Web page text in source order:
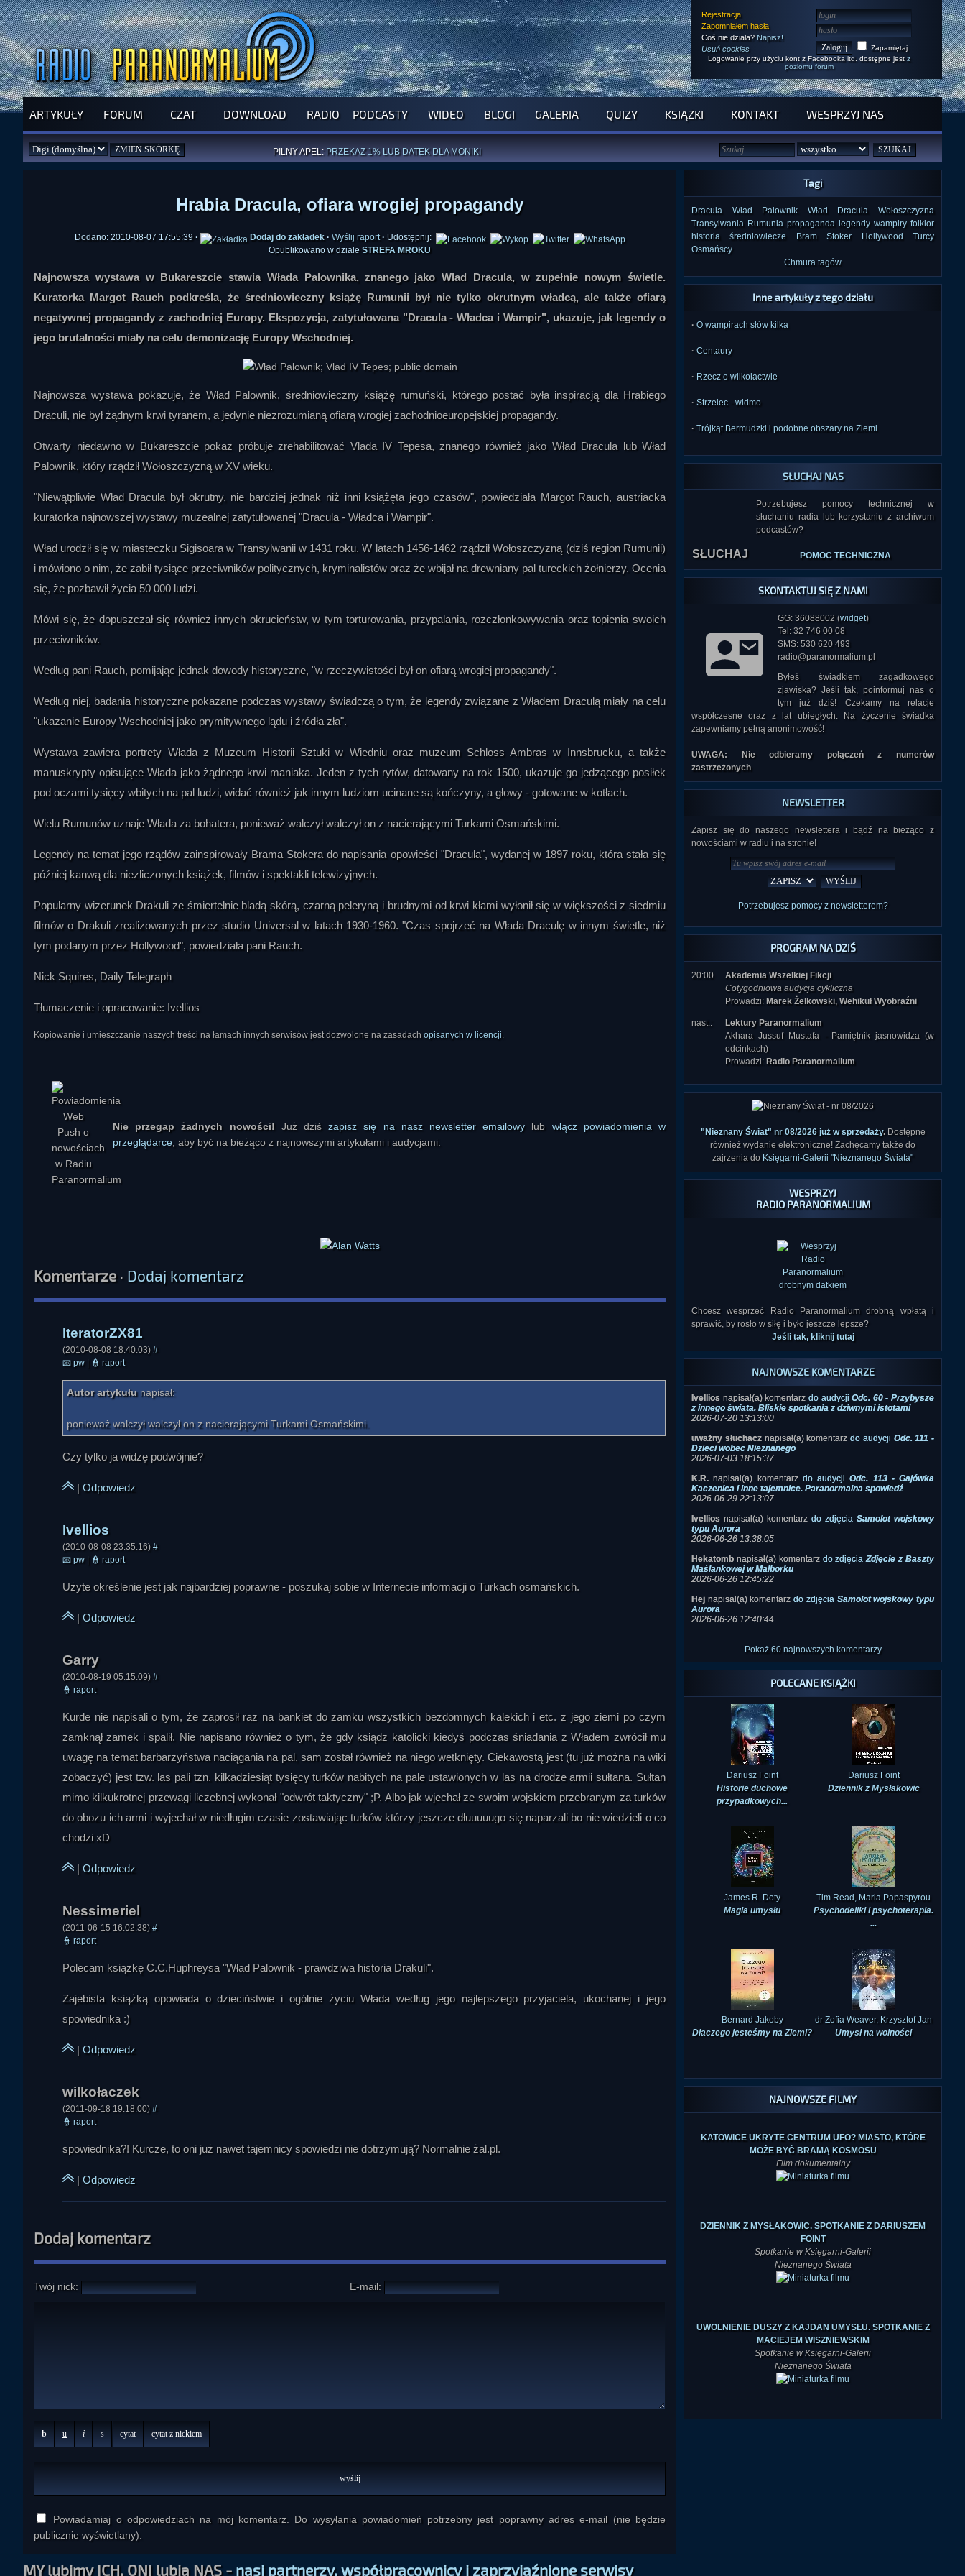
Rejestracja
Zapomniałem hasła
Coś nie działa? Napisz!
Usuń cookies
Zapamiętaj
Logowanie przy użyciu kont z Facebooka itd. dostępne jest z
poziomu forum
ARTYKUŁY FORUM CZAT DOWNLOAD RADIO PODCASTY WIDEO BLOGI GALERIA QUIZY KSIĄŻKI KONTAKT WESPRZYJ NAS
SPRAWDŹ PROGRAM NA NAJBLIŻSZY TYDZIEŃ
PILNY APEL: PRZEKAŻ 1% LUB DATEK DLA MONIKI
Hrabia Dracula, ofiara wrogiej propagandy
Dodano: 2010-08-07 17:55:39 · Dodaj do zakładek · Wyślij raport · Udostępnij:
Opublikowano w dziale STREFA MROKU
Najnowsza wystawa w Bukareszcie stawia Włada Palownika, znanego jako Wład Dracula, w zupełnie nowym świetle.
Kuratorka Margot Rauch podkreśla, że średniowieczny książę Rumunii był nie tylko okrutnym władcą, ale także ofiarą
negatywnej propagandy z zachodniej Europy. Ekspozycja, zatytułowana "Dracula - Władca i Wampir", ukazuje, jak legendy o
jego brutalności miały na celu demonizację Europy Wschodniej.
Najnowsza wystawa pokazuje, że Wład Palownik, średniowieczny książę rumuński, którego postać była inspiracją dla Hrabiego
Draculi, nie był żądnym krwi tyranem, a jedynie niezrozumianą ofiarą wrogiej zachodnioeuropejskiej propagandy.
Otwarty niedawno w Bukareszcie pokaz próbuje zrehabilitować Vlada IV Tepesa, znanego również jako Wład Dracula lub Wład
Palownik, który rządził Wołoszczyzną w XV wieku.
"Niewątpliwie Wład Dracula był okrutny, nie bardziej jednak niż inni książęta jego czasów", powiedziała Margot Rauch, austriacka
kuratorka najnowszej wystawy muzealnej zatytułowanej "Dracula - Władca i Wampir".
Wład urodził się w miasteczku Sigisoara w Transylwanii w 1431 roku. W latach 1456-1462 rządził Wołoszczyzną (dziś region Rumunii)
i mówiono o nim, że zabił tysiące przeciwników politycznych, kryminalistów oraz że wbijał na drewniany pal tureckich żołnierzy. Ocenia
się, że pozbawił życia 50 000 ludzi.
Mówi się, że dopuszczał się również innych okrucieństw, w tym torturowania, przypalania, rozczłonkowywania oraz topienia swoich
przeciwników.
Według pani Rauch, pomijając jednak dowody historyczne, "w rzeczywistości był on ofiarą wrogiej propagandy".
Według niej, badania historyczne pokazane podczas wystawy świadczą o tym, że legendy związane z Władem Draculą miały na celu
"ukazanie Europy Wschodniej jako prymitywnego lądu i źródła zła".
Wystawa zawiera portrety Włada z Muzeum Historii Sztuki w Wiedniu oraz muzeum Schloss Ambras w Innsbrucku, a także
manuskrypty opisujące Włada jako żądnego krwi maniaka. Jeden z tych rytów, datowany na rok 1500, ukazuje go jedzącego posiłek
pod oczami tysięcy wbitych na pal ludzi, widać również jak innym ludziom ucinane są kończyny, a głowy - gotowane w kotłach.
Wielu Rumunów uznaje Włada za bohatera, ponieważ walczył walczył on z nacierającymi Turkami Osmańskimi.
Legendy na temat jego rządów zainspirowały Brama Stokera do napisania opowieści "Dracula", wydanej w 1897 roku, która stała się
później kanwą dla niezliczonych książek, filmów i spektakli telewizyjnych.
Popularny wizerunek Drakuli ze śmiertelnie bladą skórą, czarną peleryną i brudnymi od krwi kłami wyłonił się w większości z siedmiu
filmów o Drakuli zrealizowanych przez studio Universal w latach 1930-1960. "Czas spojrzeć na Włada Draculę w innym świetle, niż
tym podanym przez Hollywood", powiedziała pani Rauch.
Nick Squires, Daily Telegraph
Tłumaczenie i opracowanie: Ivellios
Kopiowanie i umieszczanie naszych treści na łamach innych serwisów jest dozwolone na zasadach opisanych w licencji.
Nie przegap żadnych nowości! Już dziśzapisz się na nasz newsletter emailowy lub włącz powiadomienia w
przeglądarce , aby być na bieżąco z najnowszymi artykułami i audycjami.
Komentarze· Dodaj komentarz
(2010-08-08 18:40:03) #
📧 pw 👮 raport
Autor artykułunapisał:
ponieważ walczył walczył on z nacierającymi Turkami Osmańskimi.
Czy tylko ja widzę podwójnie?
| Odpowiedz
(2010-08-08 23:35:16) #
📧 pw 👮 raport
Użyte określenie jest jak najbardziej poprawne - poszukaj sobie w Internecie informacji o Turkach osmańskich.
| Odpowiedz
Garry
(2010-08-19 05:15:09) #
👮 raport
Kurde nie napisali o tym, że zaprosił raz na bankiet do zamku wszystkich bezdomnych kalekich i etc. z jego ziemi po czym
zamknął zamek i spalił. Nie napisano również o tym, że gdy ksiądz katolicki kiedyś podczas śniadania z Władem zwrócił mu
uwagę na temat barbarzyństwa naciągania na pal, sam został również na niego wetknięty. Ciekawostą jest (tu już można na wiki
zobaczyć) jest tzw. las pali tzn. kilkadziesiąt tysięcy turków nabitych na pale ustawionych w las na drodze armii sułtana. Sułtan
mimo kilkukrotnej przewagi liczebnej wykonał "odwrót taktyczny" ;P. Albo jak wjechał ze swoim wojskiem przebranym za turków
do obozu ich armi i wyjechał w niedługim czasie zostawiając turków którzy jeszcze dłuuuuugo się naparzali bo nie wiedzieli o co
chodzi xD
| Odpowiedz
Nessimeriel
(2011-06-15 16:02:38) #
👮 raport
Polecam ksiązkę C.C.Huphreysa "Wład Palownik - prawdziwa historia Drakuli".
Zajebista książką opowiada o dzieciństwie i ogólnie życiu Włada według jego najlepszego przyjaciela, ukochanej i jego
spowiednika :)
| Odpowiedz
wilkołaczek
(2011-09-18 19:18:00) #
👮 raport
spowiednika?! Kurcze, to oni już nawet tajemnicy spowiedzi nie dotrzymują? Normalnie żal.pl.
| Odpowiedz
Dodaj komentarz
Twój nick: E-mail:
b u i s cytat cytat z nickiem
Powiadamiaj o odpowiedziach na mój komentarz. Do wysyłania powiadomień potrzebny jest poprawny adres e-mail (nie będzie
publicznie wyświetlany).
Tagi
Dracula Wład Palownik Wład Dracula
Wołoszczyzna
Transylwania Rumunia propaganda legendy wampiry folklor
historia
średniowiecze Bram Stoker Hollywood
Turcy
Osmańscy
Chmura tagów
Inne artykuły z tego działu
· O wampirach słów kilka
· Centaury
· Rzecz o wilkołactwie
· Strzelec - widmo
· Trójkąt Bermudzki i podobne obszary na Ziemi
SŁUCHAJ NAS
Potrzebujesz pomocy technicznej w
słuchaniu radia lub korzystaniu z archiwum
podcastów?
POMOC TECHNICZNA
SKONTAKTUJ SIĘ Z NAMI
GG: 36088002 (widget)
Tel: 32 746 00 08
SMS: 530 620 493
radio@paranormalium.pl
Byłeś świadkiem zagadkowego
zjawiska? Jeśli tak, poinformuj nas o
tym już dziś! Czekamy na relacje
współczesne oraz z lat ubiegłych. Na życzenie świadka
zapewniamy pełną anonimowość!
UWAGA: Nie odbieramy połączeń z numerów
zastrzeżonych
NEWSLETTER
Zapisz się do naszego newslettera i bądź na bieżąco z
nowościami w radiu i na stronie!
Potrzebujesz pomocy z newsletterem?
PROGRAM NA DZIŚ
20:00
Akademia Wszelkiej Fikcji
Cotygodniowa audycja cykliczna
Prowadzi: Marek Żelkowski, Wehikuł Wyobraźni
nast.:
Lektury Paranormalium
Akhara Jussuf Mustafa - Pamiętnik jasnowidza (w
odcinkach)
Prowadzi: Radio Paranormalium
"Nieznany Świat" nr 08/2026 już w sprzedaży.Dostępne
również wydanie elektroniczne! Zachęcamy także do
zajrzenia do Księgarni-Galerii "Nieznanego Świata"
WESPRZYJ
RADIO PARANORMALIUM
Chcesz wesprzeć Radio Paranormalium drobną wpłatą i
sprawić, by rosło w siłę i było jeszcze lepsze?
Jeśli tak, kliknij tutaj
NAJNOWSZE KOMENTARZE
Ivellios napisał(a) komentarz do audycjiOdc. 60 - Przybysze
z innego świata. Bliskie spotkania z dziwnymi istotami
2026-07-20 13:13:00
uważny słuchacznapisał(a) komentarz do audycji Odc. 111 -
Dzieci wobec Nieznanego
2026-07-03 18:15:37
K.R.napisał(a) komentarz do audycjiOdc. 113 - Gajówka
Kaczenica i inne tajemnice. Paranormalna spowiedź
2026-06-29 22:13:07
Ivellios napisał(a) komentarz do zdjęcia Samolot wojskowy
typu Aurora
2026-06-26 13:38:05
Hekatomb napisał(a) komentarz do zdjęciaZdjęcie z Baszty
Maślankowej w Malborku
2026-06-26 12:45:22
Hej napisał(a) komentarzdo zdjęcia Samolot wojskowy typu
Aurora
2026-06-26 12:40:44
Pokaż 60 najnowszych komentarzy
POLECANE KSIĄŻKI
Dariusz Foint
Historie duchowe
przypadkowych...
Dariusz Foint
Dziennik z Mysłakowic
James R. Doty
Magia umysłu
Tim Read, Maria Papaspyrou
Psychodeliki i psychoterapia.
...
Bernard Jakoby
Dlaczego jesteśmy na Ziemi?
dr Zofia Weaver, Krzysztof Jan
Umysł na wolności
NAJNOWSZE FILMY
KATOWICE UKRYTE CENTRUM UFO? MIASTO, KTÓRE
MOŻE BYĆ BRAMĄ KOSMOSU
Film dokumentalny
DZIENNIK Z MYSŁAKOWIC. SPOTKANIE Z DARIUSZEM
FOINT
Spotkanie w Księgarni-Galerii
Nieznanego Świata
UWOLNIENIE DUSZY Z KAJDAN UMYSŁU. SPOTKANIE Z
MACIEJEM WISZNIEWSKIM
Spotkanie w Księgarni-Galerii
Nieznanego Świata
MY lubimy ICH, ONI lubią NAS -nasi partnerzy, współpracownicy i zaprzyjaźnione serwisy